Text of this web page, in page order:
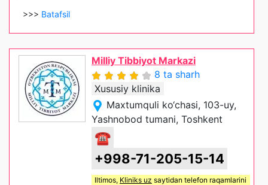
>>> Batafsil
Milliy Tibbiyot Markazi
8 ta sharh
Xususiy klinika
Maxtumquli ko‘chasi, 103-uy,
Yashnobod tumani, Toshkent
☎
+998-71-205-15-14
Iltimos, Kliniks uz saytidan telefon raqamlarini